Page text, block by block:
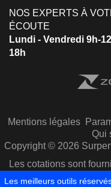
NOS EXPERTS À
ÉCOUTE
Lundi - Vendredi 9h-
18h
Mentions légales
Qui
Copyright © 2026
Les cotations sont
Les meilleurs outils